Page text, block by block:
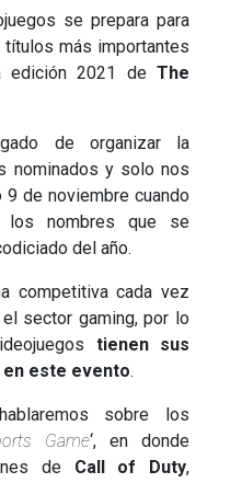
se prepara para
más importantes
edición 2021 de The
de organizar la
nominados y solo nos
de noviembre cuando
los nombres que se
del año.
competitiva cada vez
sector gaming, por lo
tienen sus
este evento.
sobre los
Game‘, en donde
de Call of Duty,